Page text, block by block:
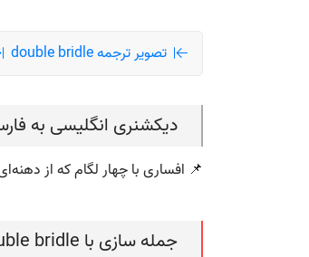
تصویر ترجمه double bridle
دیکشنری انگلیسی به
📌 افساری با چهار لگام که از
جمله سازی با double bridle